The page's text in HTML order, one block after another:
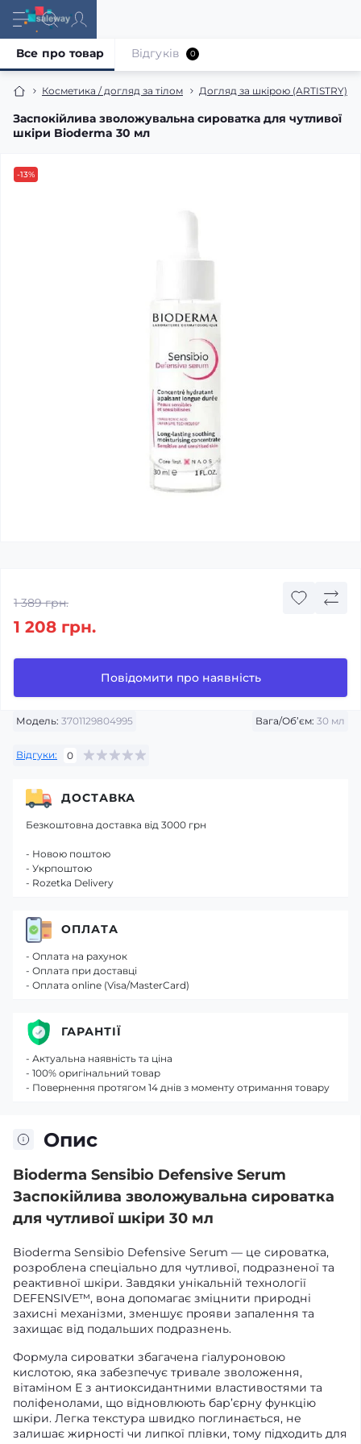
Косметика / догляд за тілом Догляд за шкірою (ARTISTRY)
Заспокійлива зволожувальна сироватка для чутливої
шкіри Bioderma 30 мл
Все про товар Відгуків 0
-13%
Модель: 3701129804995 Вага/Об’єм: 30 мл
Відгуки: 0
1 389 грн.
1 208 грн.
Повідомити про наявність
Опис
Bioderma Sensibio Defensive Serum
Заспокійлива зволожувальна сироватка
для чутливої шкіри 30 мл
Bioderma Sensibio Defensive Serum — це сироватка,
розроблена спеціально для чутливої, подразненої та
реактивної шкіри. Завдяки унікальній технології
DEFENSIVE™, вона допомагає зміцнити природні
захисні механізми, зменшує прояви запалення та
захищає від подальших подразнень.
Формула сироватки збагачена гіалуроновою
кислотою, яка забезпечує тривале зволоження,
вітаміном Е з антиоксидантними властивостями та
поліфенолами, що відновлюють бар’єрну функцію
шкіри. Легка текстура швидко поглинається, не
залишає жирності чи липкої плівки, тому підходить для
ДОСТАВКА
Безкоштовна доставка від 3000 грн
- Новою поштою
- Укрпоштою
- Rozetka Delivery
ОПЛАТА
- Оплата на рахунок
- Оплата при доставці
- Оплата online (Visa/MasterCard)
ГАРАНТІЇ
- Актуальна наявність та ціна
- 100% оригінальний товар
- Повернення протягом 14 днів з моменту отримання товару